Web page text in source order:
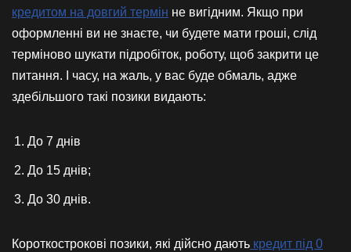
кредитом на довгий термін не вигідним. Якщо при
оформленні ви не знаєте, чи будете мати гроші, слід
терміново шукати підробіток, роботу, щоб закрити це
питання. І часу, на жаль, у вас буде обмаль, адже
здебільшого такі позики видають:
До 7 днів
До 15 днів;
До 30 днів.
Короткострокові позики, які дійсно дають кредит під 0